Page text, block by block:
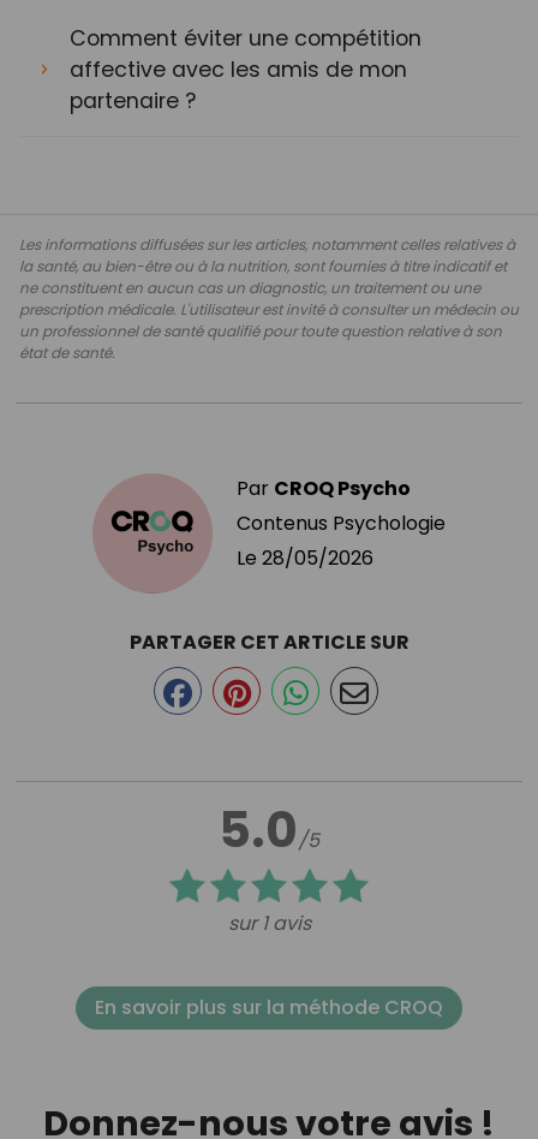
Comment éviter une compétition
affective avec les amis de mon
partenaire ?
Les informations diffusées sur les articles, notamment celles relatives à
la santé, au bien-être ou à la nutrition, sont fournies à titre indicatif et
ne constituent en aucun cas un diagnostic, un traitement ou une
prescription médicale. L'utilisateur est invité à consulter un médecin ou
un professionnel de santé qualifié pour toute question relative à son
état de santé.
Par CROQ Psycho
Contenus Psychologie
Le 28/05/2026
5.0/5
sur 1 avis
PARTAGER CET ARTICLE SUR
En savoir plus sur la méthode CROQ
Donnez-nous votre avis !